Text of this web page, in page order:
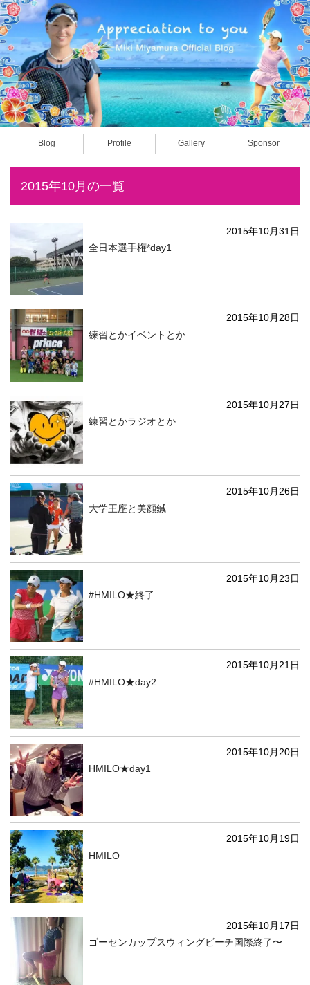
Blog Profile Gallery Sponsor
2015年10月の一覧
2015年10月31日
全日本選手権*day1
2015年10月28日
練習とかイベントとか
2015年10月27日
練習とかラジオとか
2015年10月26日
大学王座と美顔鍼
2015年10月23日
#HMILO★終了
2015年10月21日
#HMILO★day2
2015年10月20日
HMILO★day1
2015年10月19日
HMILO
2015年10月17日
ゴーセンカップスウィングビーチ国際終了〜